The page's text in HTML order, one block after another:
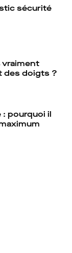
sécurité
vraiment
des doigts ?
pourquoi il